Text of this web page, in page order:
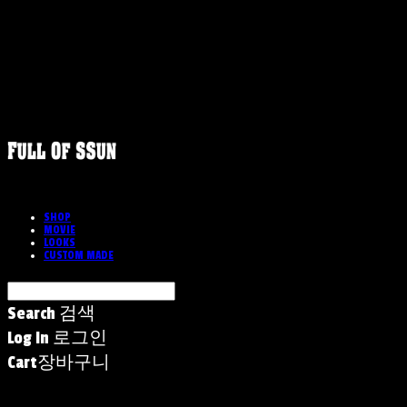
SHOP
MOVIE
LOOKS
CUSTOM MADE
Search 검색
Log In 로그인
Cart장바구니